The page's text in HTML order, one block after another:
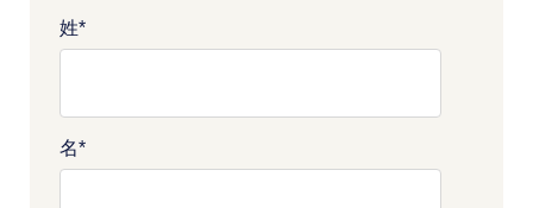
姓*
名*